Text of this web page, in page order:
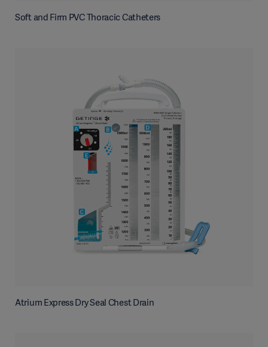
Soft and Firm PVC Thoracic Catheters
Atrium Express Dry Seal Chest Drain